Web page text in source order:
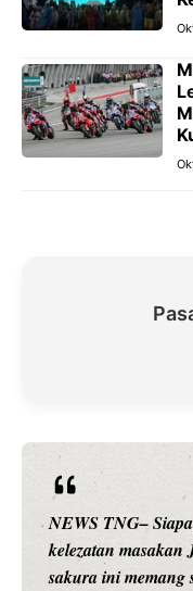
NEWS TNG–
hiburan, Nunung
merambah dunia